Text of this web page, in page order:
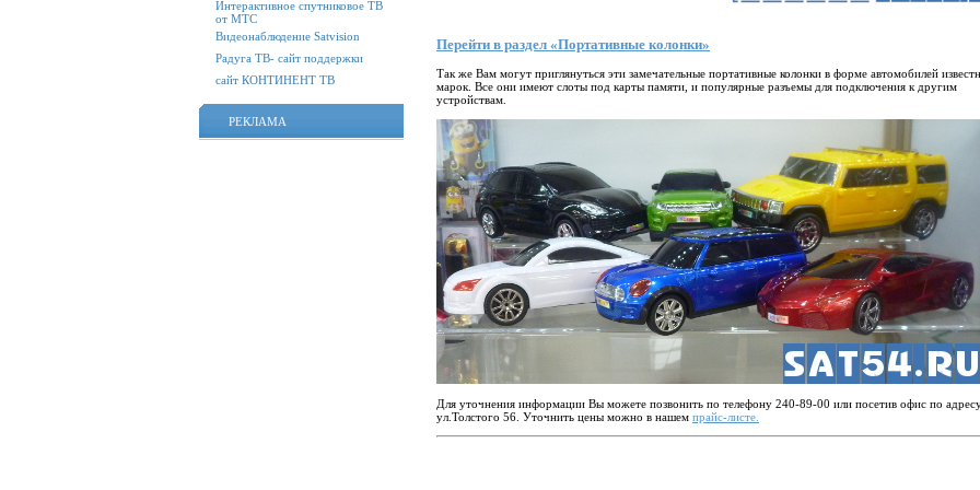
Интерактивное спутниковое ТВ
от МТС
Видеонаблюдение Satvision
Радуга ТВ- сайт поддержки
сайт КОНТИНЕНТ ТВ
РЕКЛАМА
Перейти в раздел «Портативные колонки»
Так же Вам могут приглянуться эти замечательные портативные колонки в форме автомобилей
марок. Все они имеют слоты под карты памяти, и популярные разъемы для подключения к другим
устройствам.
Для уточнения информации Вы можете позвонить по телефону 240-89-00 или посетив офис по
ул.Толстого 56. Уточнить цены можно в нашем прайс-листе.